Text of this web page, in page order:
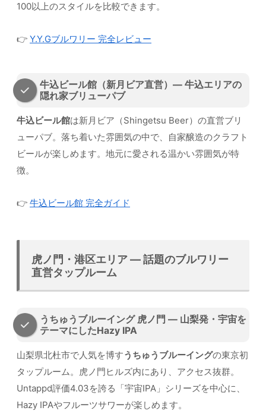
100以上のスタイルを比較できます。
👉 Y.Y.Gブルワリー 完全レビュー
牛込ビール館（新月ビア直営）— 牛込エリアの
隠れ家ブリューパブ
牛込ビール館は新月ビア（Shingetsu Beer）の直営ブリ
ューパブ。落ち着いた雰囲気の中で、自家醸造のクラフト
ビールが楽しめます。地元に愛される温かい雰囲気が特
徴。
👉 牛込ビール館 完全ガイド
虎ノ門・港区エリア — 話題のブルワリー
直営タップルーム
うちゅうブルーイング 虎ノ門 — 山梨発・宇宙を
テーマにしたHazy IPA
山梨県北杜市で人気を博すうちゅうブルーイングの東京初
タップルーム。虎ノ門ヒルズ内にあり、アクセス抜群。
Untappd評価4.03を誇る「宇宙IPA」シリーズを中心に、
Hazy IPAやフルーツサワーが楽しめます。